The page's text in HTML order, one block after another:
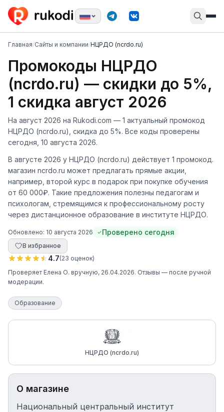
Главная/Сайты и компании/НЦРДО (ncrdo.ru)
Промокоды НЦРДО
(ncrdo.ru) — скидки до 5%,
1 скидка август 2026
На август 2026 на Rukodi.com — 1 актуальный промокод
НЦРДО (ncrdo.ru), скидка до 5%. Все коды проверены
сегодня, 10 августа 2026.
В августе 2026 у НЦРДО (ncrdo.ru) действует 1 промокод.
магазин ncrdo.ru может предлагать прямые акции,
например, второй курс в подарок при покупке обучения
от 60 000₽. Такие предложения полезны педагогам и
психологам, стремящимся к профессиональному росту
через дистанционное образование в институте НЦРДО.
Обновлено: 10 августа 2026 Проверено сегодня
В избранное
4.7(23 оценок)
Проверяет Елена О. вручную, 26.04.2026. Отзывы — после ручной
модерации.
Образование
НЦРДО (ncrdo.ru)
О магазине
Национальный центральный институт